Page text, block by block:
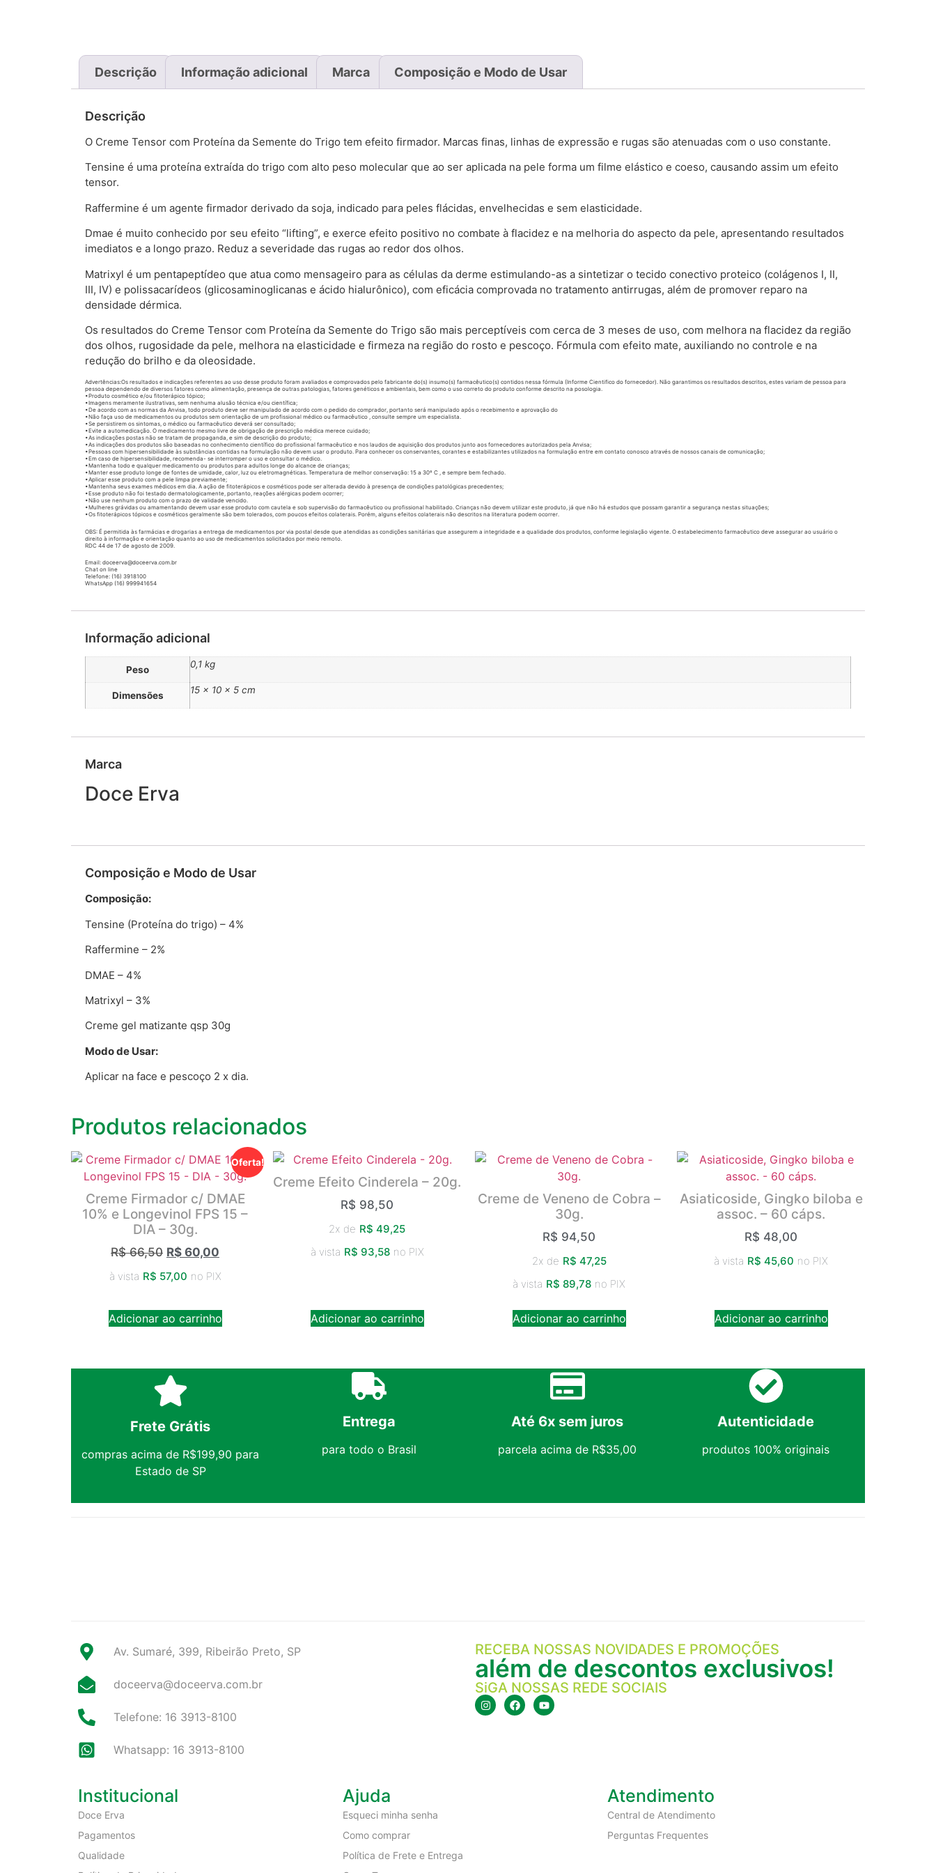
Descrição Informação adicional Marca Composição e Modo de Usar
Descrição
O Creme Tensor com Proteína da Semente do Trigo tem efeito firmador. Marcas finas, linhas de expressão e rugas são atenuadas com o uso constante.
Tensine é uma proteína extraída do trigo com alto peso molecular que ao ser aplicada na pele forma um filme elástico e coeso, causando assim um efeito
tensor.
Raffermine é um agente firmador derivado da soja, indicado para peles flácidas, envelhecidas e sem elasticidade.
Dmae é muito conhecido por seu efeito “lifting”, e exerce efeito positivo no combate à flacidez e na melhoria do aspecto da pele, apresentando resultados
imediatos e a longo prazo. Reduz a severidade das rugas ao redor dos olhos.
Matrixyl é um pentapeptídeo que atua como mensageiro para as células da derme estimulando-as a sintetizar o tecido conectivo proteico (colágenos I, II,
III, IV) e polissacarídeos (glicosaminoglicanas e ácido hialurônico), com eficácia comprovada no tratamento antirrugas, além de promover reparo na
densidade dérmica.
Os resultados do Creme Tensor com Proteína da Semente do Trigo são mais perceptíveis com cerca de 3 meses de uso, com melhora na flacidez da região
dos olhos, rugosidade da pele, melhora na elasticidade e firmeza na região do rosto e pescoço. Fórmula com efeito mate, auxiliando no controle e na
redução do brilho e da oleosidade.
Advertências:Os resultados e indicações referentes ao uso desse produto foram avaliados e comprovados pelo fabricante do(s) insumo(s) farmacêutico(s) contidos nessa fórmula (Informe Cientifico do fornecedor). Não garantimos os resultados descritos, estes variam de pessoa para
pessoa dependendo de diversos fatores como alimentação, presença de outras patologias, fatores genéticos e ambientais, bem como o uso correto do produto conforme descrito na posologia.
•Produto cosmético e/ou fitoterápico tópico;
•Imagens meramente ilustrativas, sem nenhuma alusão técnica e/ou científica;
•De acordo com as normas da Anvisa, todo produto deve ser manipulado de acordo com o pedido do comprador, portanto será manipulado após o recebimento e aprovação do
•Não faça uso de medicamentos ou produtos sem orientação de um profissional médico ou farmacêutico , consulte sempre um especialista.
•Se persistirem os sintomas, o médico ou farmacêutico deverá ser consultado;
•Evite a automedicação. O medicamento mesmo livre de obrigação de prescrição médica merece cuidado;
•As indicações postas não se tratam de propaganda, e sim de descrição do produto;
•As indicações dos produtos são baseadas no conhecimento científico do profissional farmacêutico e nos laudos de aquisição dos produtos junto aos fornecedores autorizados pela Anvisa;
•Pessoas com hipersensibilidade às substâncias contidas na formulação não devem usar o produto. Para conhecer os conservantes, corantes e estabilizantes utilizados na formulação entre em contato conosco através de nossos canais de comunicação;
•Em caso de hipersensibilidade, recomenda- se interromper o uso e consultar o médico.
•Mantenha todo e qualquer medicamento ou produtos para adultos longe do alcance de crianças;
•Manter esse produto longe de fontes de umidade, calor, luz ou eletromagnéticas. Temperatura de melhor conservação: 15 a 30º C , e sempre bem fechado.
•Aplicar esse produto com a pele limpa previamente;
•Mantenha seus exames médicos em dia. A ação de fitoterápicos e cosméticos pode ser alterada devido à presença de condições patológicas precedentes;
•Esse produto não foi testado dermatologicamente, portanto, reações alérgicas podem ocorrer;
•Não use nenhum produto com o prazo de validade vencido.
•Mulheres grávidas ou amamentando devem usar esse produto com cautela e sob supervisão do farmacêutico ou profissional habilitado. Crianças não devem utilizar este produto, já que não há estudos que possam garantir a segurança nestas situações;
•Os fitoterápicos tópicos e cosméticos geralmente são bem tolerados, com poucos efeitos colaterais. Porém, alguns efeitos colaterais não descritos na literatura podem ocorrer.
OBS: É permitida às farmácias e drogarias a entrega de medicamentos por via postal desde que atendidas as condições sanitárias que assegurem a integridade e a qualidade dos produtos, conforme legislação vigente. O estabelecimento farmacêutico deve assegurar ao usuário o
direito à informação e orientação quanto ao uso de medicamentos solicitados por meio remoto.
RDC 44 de 17 de agosto de 2009.
Email: doceerva@doceerva.com.br
Chat on line
Telefone: (16) 3918100
WhatsApp (16) 999941654
Informação adicional
Peso 0,1 kg
Dimensões 15 × 10 × 5 cm
Marca
Doce Erva
Composição e Modo de Usar
Composição:
Tensine (Proteína do trigo) – 4%
Raffermine – 2%
DMAE – 4%
Matrixyl – 3%
Creme gel matizante qsp 30g
Modo de Usar:
Aplicar na face e pescoço 2 x dia.
Produtos relacionados
Oferta!
Creme Firmador c/ DMAE
10% e Longevinol FPS 15 –
DIA – 30g.
R$66,50 R$ 60,00
à vista R$ 57,00 no PIX
Adicionar ao carrinho
Creme Efeito Cinderela – 20g.
R$ 98,50
2x de R$ 49,25
à vista R$ 93,58 no PIX
Adicionar ao carrinho
Creme de Veneno de Cobra –
30g.
R$ 94,50
2x de R$ 47,25
à vista R$ 89,78 no PIX
Adicionar ao carrinho
Asiaticoside, Gingko biloba e
assoc. – 60 cáps.
R$ 48,00
à vista R$ 45,60 no PIX
Adicionar ao carrinho
Frete Grátis
compras acima de R$199,90 para
Estado de SP
Entrega
para todo o Brasil
Até 6x sem juros
parcela acima de R$35,00
Autenticidade
produtos 100% originais
Av. Sumaré, 399, Ribeirão Preto, SP
doceerva@doceerva.com.br
Telefone: 16 3913-8100
Whatsapp: 16 3913-8100
RECEBA NOSSAS NOVIDADES E PROMOÇÕES
além de descontos exclusivos!
SiGA NOSSAS REDE SOCIAIS
Institucional
Doce Erva
Pagamentos
Qualidade
Ajuda
Esqueci minha senha
Como comprar
Política de Frete e Entrega
Atendimento
Central de Atendimento
Perguntas Frequentes